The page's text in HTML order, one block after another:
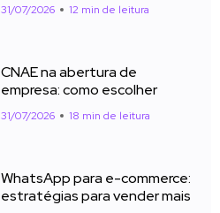
31/07/2026 12 min de leitura
CNAE na abertura de
empresa: como escolher
31/07/2026 18 min de leitura
WhatsApp para e-commerce:
estratégias para vender mais